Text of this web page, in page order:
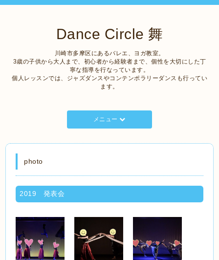
Dance Circle 舞
川崎市多摩区にあるバレエ、ヨガ教室。
3歳の子供から大人まで、初心者から経験者まで、個性を大切にした丁
寧な指導を行なっています。
個人レッスンでは、ジャズダンスやコンテンポラリーダンスも行ってい
ます。
メニュー
photo
2019 発表会